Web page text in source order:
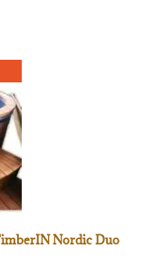
Nordic Duo